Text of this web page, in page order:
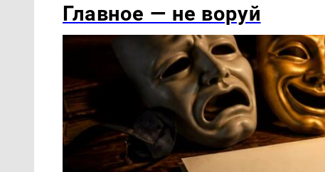
Главное — не воруй